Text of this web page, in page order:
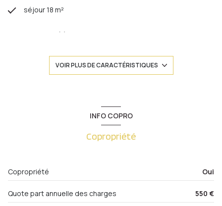
séjour 18 m²
1 chambre(s)
Chauffage individuel : chaudière (gaz)
VOIR PLUS DE CARACTÉRISTIQUES
INFO COPRO
Copropriété
Copropriété Oui
Quote part annuelle des charges 550 €